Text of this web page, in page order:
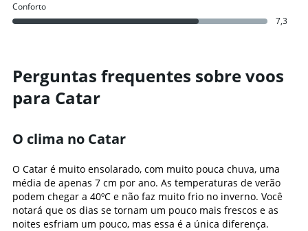
Conforto
7,3
Perguntas frequentes sobre voos
para Catar
O clima no Catar
O Catar é muito ensolarado, com muito pouca chuva, uma
média de apenas 7 cm por ano. As temperaturas de verão
podem chegar a 40ºC e não faz muito frio no inverno. Você
notará que os dias se tornam um pouco mais frescos e as
noites esfriam um pouco, mas essa é a única diferença.